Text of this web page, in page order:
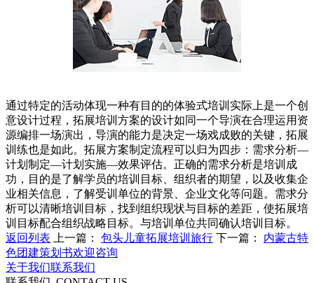
通过特定的活动体现一种有目的的体验式培训实际上是一个创
意设计过程，拓展培训方案的设计如同一个导演在合理运用资
源编排一场演出，导演的能力是决定一场戏成败的关键，拓展
训练也是如此。拓展方案制定流程可以归为四步：需求分析—
计划制定—计划实施—效果评估。正确的需求分析是培训成
功，目的是了解学员的培训目标、组织者的期望，以及收集企
业相关信息，了解受训单位的背景、企业文化等问题。需求分
析可以清晰培训目标，找到组织现状与目标的差距，使拓展培
训目标配合组织战略目标。与培训单位共同确认培训目标。
返回列表
上一篇： 包头儿童拓展培训旅行 下一篇： 内蒙古特
色团建策划书欢迎咨询
关于我们联系我们